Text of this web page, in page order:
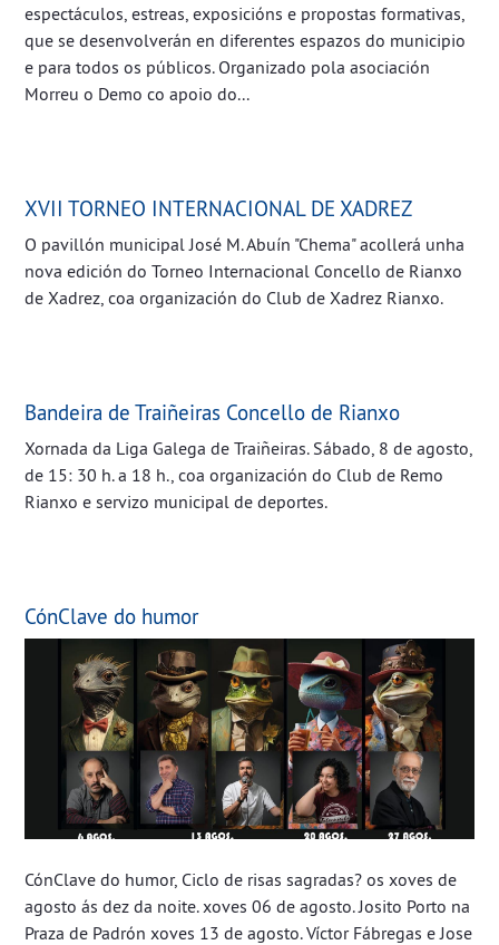
espectáculos, estreas, exposicións e propostas formativas,
que se desenvolverán en diferentes espazos do municipio
e para todos os públicos. Organizado pola asociación
Morreu o Demo co apoio do...
XVII TORNEO INTERNACIONAL DE XADREZ
O pavillón municipal José M. Abuín "Chema" acollerá unha
nova edición do Torneo Internacional Concello de Rianxo
de Xadrez, coa organización do Club de Xadrez Rianxo.
Bandeira de Traiñeiras Concello de Rianxo
Xornada da Liga Galega de Traiñeiras. ​​​​​​​Sábado, 8 de agosto,
de 15: 30 h. a 18 h., coa organización do Club de Remo
Rianxo e servizo municipal de deportes.
CónClave do humor
CónClave do humor, Ciclo de risas sagradas? os xoves de
agosto ás dez da noite. xoves 06 de agosto. Josito Porto na
Praza de Padrón xoves 13 de agosto. Víctor Fábregas e Jose